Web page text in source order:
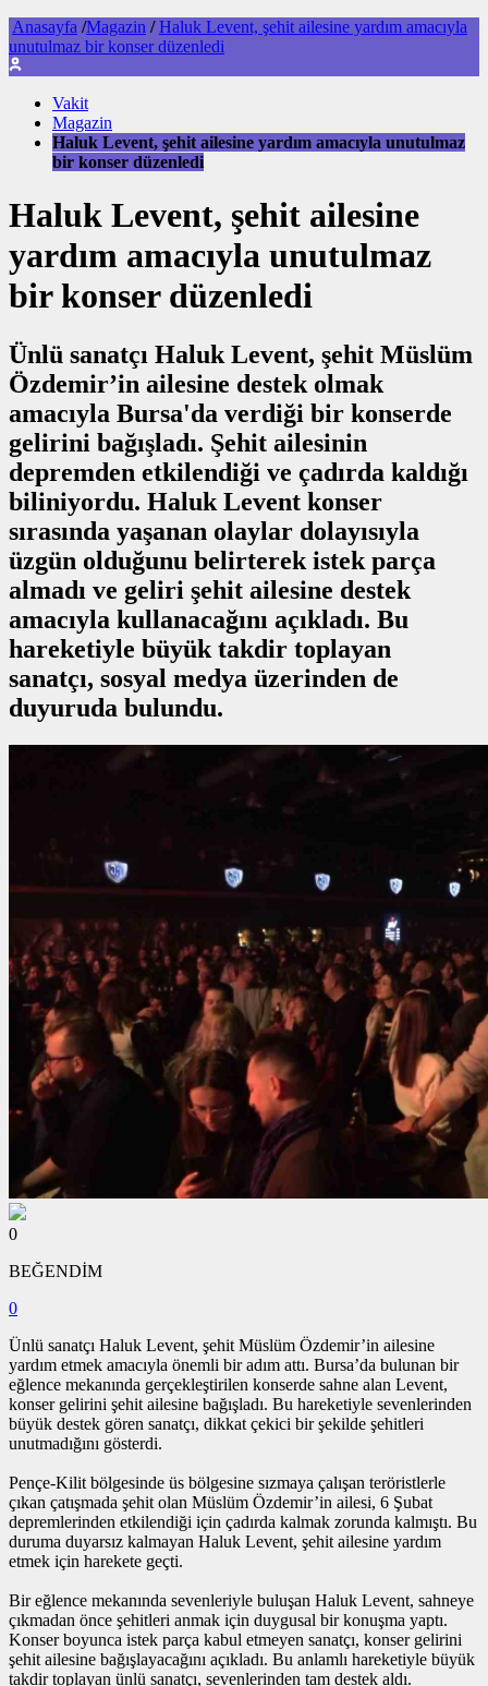
Anasayfa /Magazin / Haluk Levent, şehit ailesine yardım amacıyla
unutulmaz bir konser düzenledi
Vakit
Magazin
Haluk Levent, şehit ailesine yardım amacıyla unutulmaz
bir konser düzenledi
Haluk Levent, şehit ailesine
yardım amacıyla unutulmaz
bir konser düzenledi
Ünlü sanatçı Haluk Levent, şehit Müslüm
Özdemir’in ailesine destek olmak
amacıyla Bursa'da verdiği bir konserde
gelirini bağışladı. Şehit ailesinin
depremden etkilendiği ve çadırda kaldığı
biliniyordu. Haluk Levent konser
sırasında yaşanan olaylar dolayısıyla
üzgün olduğunu belirterek istek parça
almadı ve geliri şehit ailesine destek
amacıyla kullanacağını açıkladı. Bu
hareketiyle büyük takdir toplayan
sanatçı, sosyal medya üzerinden de
duyuruda bulundu.
0
BEĞENDİM
0
Ünlü sanatçı Haluk Levent, şehit Müslüm Özdemir’in ailesine
yardım etmek amacıyla önemli bir adım attı. Bursa’da bulunan bir
eğlence mekanında gerçekleştirilen konserde sahne alan Levent,
konser gelirini şehit ailesine bağışladı. Bu hareketiyle sevenlerinden
büyük destek gören sanatçı, dikkat çekici bir şekilde şehitleri
unutmadığını gösterdi.
Pençe-Kilit bölgesinde üs bölgesine sızmaya çalışan teröristlerle
çıkan çatışmada şehit olan Müslüm Özdemir’in ailesi, 6 Şubat
depremlerinden etkilendiği için çadırda kalmak zorunda kalmıştı. Bu
duruma duyarsız kalmayan Haluk Levent, şehit ailesine yardım
etmek için harekete geçti.
Bir eğlence mekanında sevenleriyle buluşan Haluk Levent, sahneye
çıkmadan önce şehitleri anmak için duygusal bir konuşma yaptı.
Konser boyunca istek parça kabul etmeyen sanatçı, konser gelirini
şehit ailesine bağışlayacağını açıkladı. Bu anlamlı hareketiyle büyük
takdir toplayan ünlü sanatçı, sevenlerinden tam destek aldı.